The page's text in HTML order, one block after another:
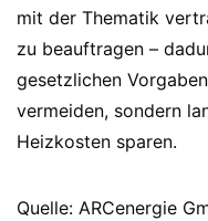
mit der Thematik
zu beauftragen –
gesetzlichen
vermeiden, sondern
Heizkosten sparen.
Quelle: ARCenergie